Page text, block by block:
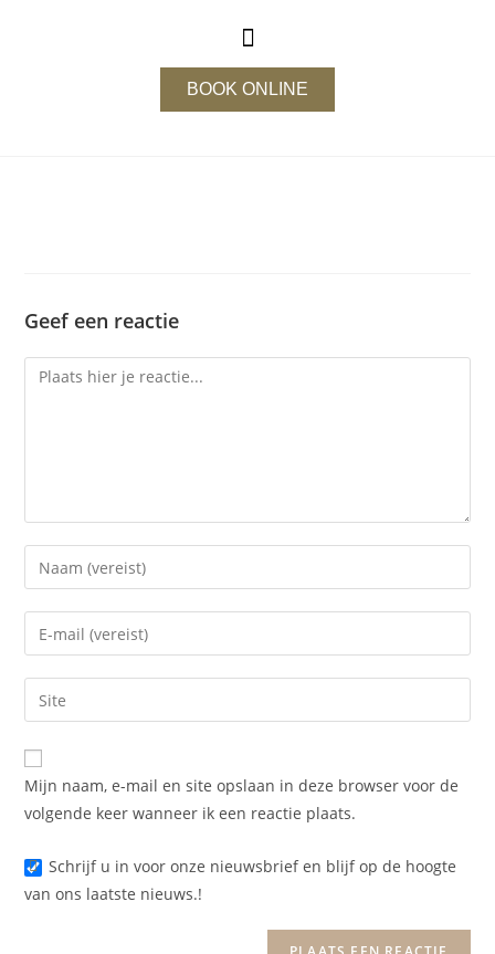
BOOK ONLINE
Geef een reactie
Mijn naam, e-mail en site opslaan in deze browser voor de
volgende keer wanneer ik een reactie plaats.
Schrijf u in voor onze nieuwsbrief en blijf op de hoogte
van ons laatste nieuws.!